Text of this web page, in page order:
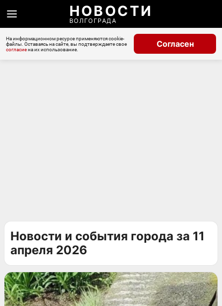
НОВОСТИ
ВОЛГОГРАДА
На информационном ресурсе применяются cookie-
файлы. Оставаясь на сайте, вы подтверждаете свое
согласиена их использование.
Согласен
Новости и события города за 11
апреля 2026